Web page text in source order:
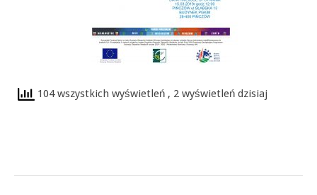
104 wszystkich wyświetleń , 2 wyświetleń dzisiaj